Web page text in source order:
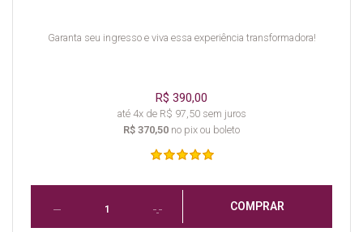
Garanta seu ingresso e viva essa experiência transformadora!
R$ 390,00
até 4x de R$ 97,50 sem juros
R$ 370,50 no pix ou boleto
COMPRAR